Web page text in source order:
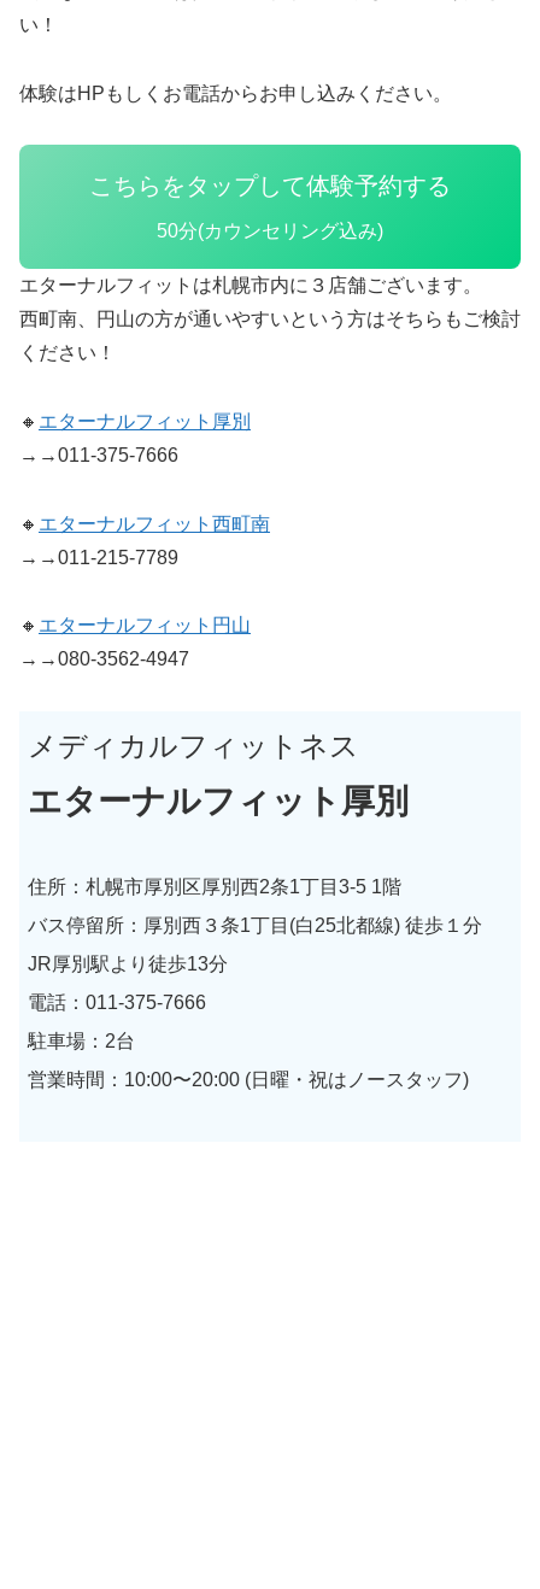
い！
体験はHPもしくお電話からお申し込みください。
こちらをタップして体験予約する
50分(カウンセリング込み)
エターナルフィットは札幌市内に３店舗ございます。
西町南、円山の方が通いやすいという方はそちらもご検討
ください！
🔸 エターナルフィット厚別
→→011-375-7666
🔸 エターナルフィット西町南
→→011-215-7789
🔸 エターナルフィット円山
→→080-3562-4947
メディカルフィットネス
エターナルフィット厚別
住所：札幌市厚別区厚別西2条1丁目3-5 1階
バス停留所：厚別西３条1丁目(白25北都線) 徒歩１分
JR厚別駅より徒歩13分
電話：011-375-7666
駐車場：2台
営業時間：10:00〜20:00 (日曜・祝はノースタッフ)